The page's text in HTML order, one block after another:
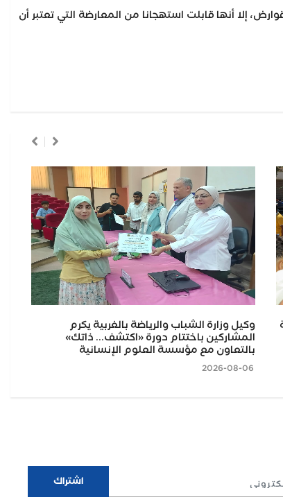
إلا أنها قابلت استهجانا من المعارضة التي تعتبر أن
وكيل وزارة الشباب والرياضة بالغربية يكرم
المشاركين باختتام دورة «اكتشف... ذاتك»
بالتعاون مع مؤسسة العلوم الإنسانية